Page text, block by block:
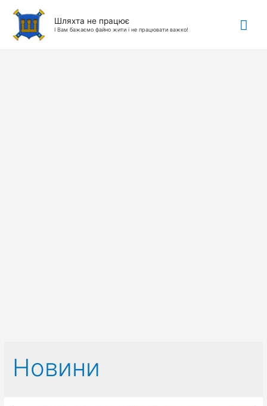
Шляхта не працює
І Вам бажаємо файно жити і не працювати важко!
Новини